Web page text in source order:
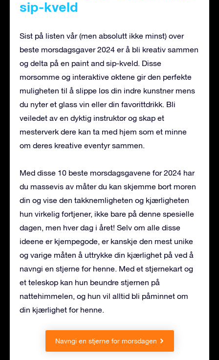
sip-kveld
Sist på listen vår (men absolutt ikke minst) over
beste morsdagsgaver 2024 er å bli kreativ sammen
og delta på en paint and sip-kveld. Disse
morsomme og interaktive øktene gir den perfekte
muligheten til å slippe løs din indre kunstner mens
du nyter et glass vin eller din favorittdrikk. Bli
veiledet av en dyktig instruktør og skap et
mesterverk dere kan ta med hjem som et minne
om deres kreative eventyr sammen.
Med disse 10 beste morsdagsgavene for 2024 har
du massevis av måter du kan skjemme bort moren
din og vise den takknemligheten og kjærligheten
hun virkelig fortjener, ikke bare på denne spesielle
dagen, men hver dag i året! Selv om alle disse
ideene er kjempegode, er kanskje den mest unike
og varige måten å uttrykke din kjærlighet på ved å
navngi en stjerne for henne. Med et stjernekart og
et teleskop kan hun beundre stjernen på
nattehimmelen, og hun vil alltid bli påminnet om
din kjærlighet for henne.
Navngi en stjerne for morsdagen